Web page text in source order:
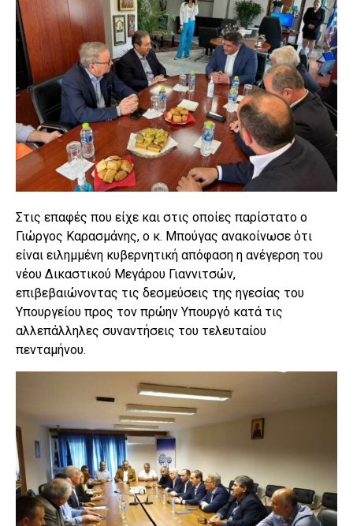
Στις επαφές που είχε και στις οποίες παρίστατο ο
Γιώργος Καρασμάνης, ο κ. Μπούγας ανακοίνωσε ότι
είναι ειλημμένη κυβερνητική απόφαση η ανέγερση του
νέου Δικαστικού Μεγάρου Γιαννιτσών,
επιβεβαιώνοντας τις δεσμεύσεις της ηγεσίας του
Υπουργείου προς τον πρώην Υπουργό κατά τις
αλλεπάλληλες συναντήσεις του τελευταίου
πενταμήνου.